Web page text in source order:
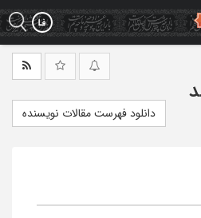
دانلود فهرست مقالات نویسنده